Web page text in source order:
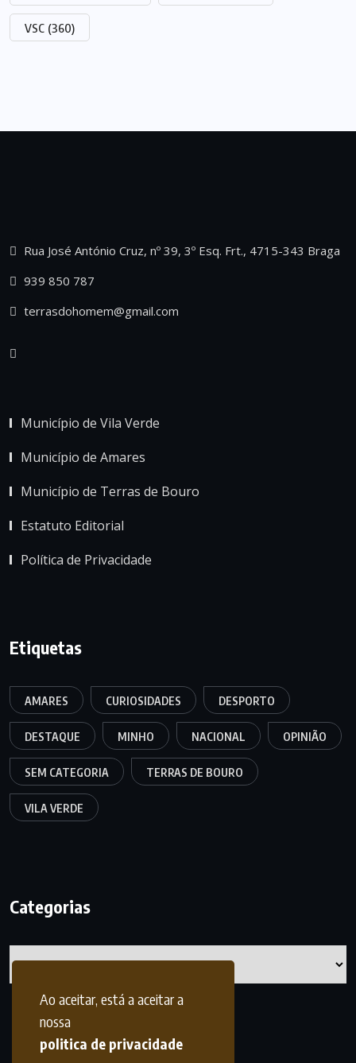
Ao aceitar, está a aceitar a
nossa
politica de privacidade
VSC (360)
Rua José António Cruz, nº 39, 3º Esq. Frt., 4715-343 Braga
939 850 787
terrasdohomem@gmail.com
Município de Vila Verde
Município de Amares
Município de Terras de Bouro
Estatuto Editorial
Política de Privacidade
Etiquetas
AMARES CURIOSIDADES DESPORTO
DESTAQUE MINHO NACIONAL OPINIÃO
SEM CATEGORIA TERRAS DE BOURO
VILA VERDE
Categorias